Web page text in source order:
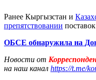
Ранее Кыргызстан и
препятствовании
ОБСЕ обнаружила на
Новости от
на наш канал https://t.me/